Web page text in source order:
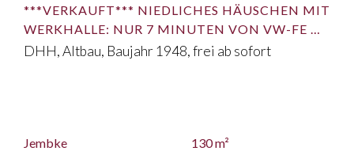
***VERKAUFT*** NIEDLICHES HÄUSCHEN MIT
WERKHALLE: NUR 7 MINUTEN VON VW-FE …
DHH, Altbau, Baujahr 1948, frei ab sofort
Jembke
130 m²